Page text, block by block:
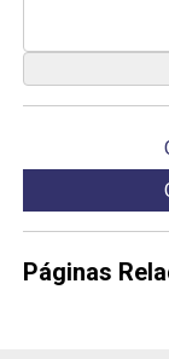
Páginas